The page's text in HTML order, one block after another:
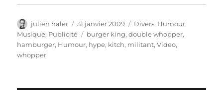
Auteur
julien haler
Publié
le
31 janvier 2009 Catégories
Divers, Humour,
Musique, Publicité Étiquettes
burger king,double whopper,
hamburger, Humour, hype, kitch, militant,Video,
whopper